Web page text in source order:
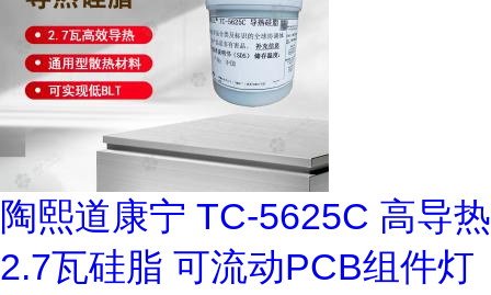
陶熙道康宁 TC-5625C 高导热
2.7瓦硅脂 可流动PCB组件灯